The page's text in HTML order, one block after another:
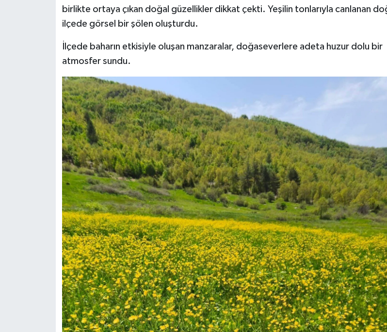
birlikte ortaya çıkan doğal güzellikler dikkat çekti. Yeşilin tonlarıyla canlanan
ilçede görsel bir şölen oluşturdu.
İlçede baharın etkisiyle oluşan manzaralar, doğaseverlere adeta huzur dolu bir
atmosfer sundu.